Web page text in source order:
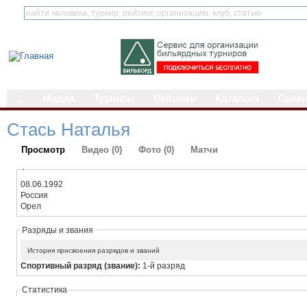
Стась Наталья
Просмотр Видео (0) Фото (0) Матчи
-
08.06.1992
Россия
Орел
Разряды и звания
История присвоения разрядов и званий
Спортивный разряд (звание): 1-й разряд
Статистика